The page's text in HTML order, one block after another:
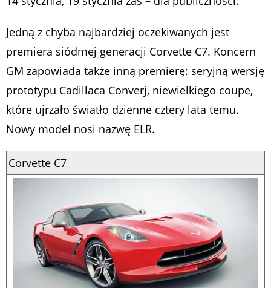
Jedną z chyba najbardziej oczekiwanych jest
premiera siódmej generacji Corvette C7. Koncern
GM zapowiada także inną premierę: seryjną wersję
prototypu Cadillaca Converj, niewielkiego coupe,
które ujrzało światło dzienne cztery lata temu.
Nowy model nosi nazwę ELR.
Corvette C7